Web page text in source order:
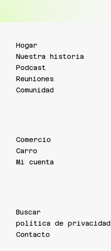
Hogar
Nuestra historia
Podcast
Reuniones
Comunidad
Comercio
Carro
Mi cuenta
Buscar
política de privacidad
Contacto